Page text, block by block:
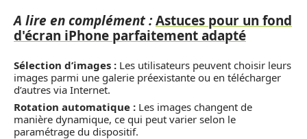
A lire en complément :Astuces pour un fond
d'écran iPhone parfaitement adapté
Sélection d’images : Les utilisateurs peuvent choisir leurs
images parmi une galerie préexistante ou en télécharger
d’autres via Internet.
Rotation automatique : Les images changent de
manière dynamique, ce qui peut varier selon le
paramétrage du dispositif.